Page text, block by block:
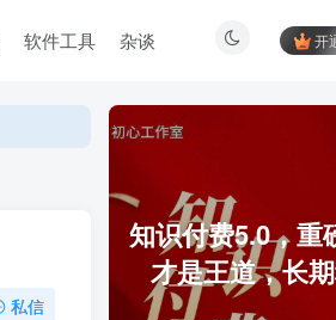
开
软件工具 杂谈
私信
知识付费5.0，重
才是王道，长